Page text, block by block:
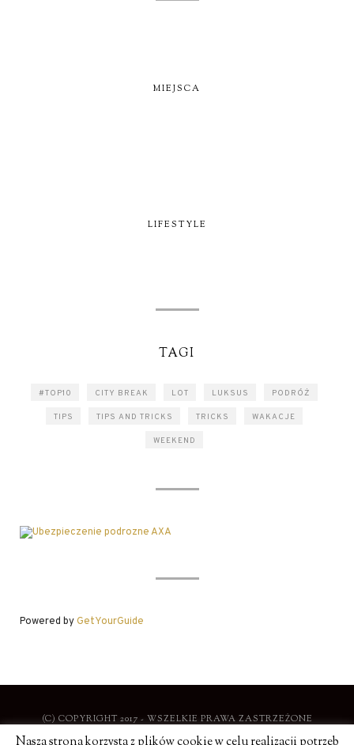
MIEJSCA
LIFESTYLE
TAGI
#TOP10 CITY BREAK LOT LUKSUS PODRÓŻ
TIPS TIPS AND TRICKS TRICKS WAKACJE
WEEKEND
Powered byGetYourGuide
(C) COPYRIGHT 2017 - WSZELKIE PRAWA ZASTRZEŻONE